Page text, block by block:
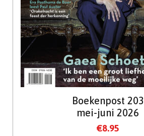
Boekenpost 203
mei-juni 2026
€8.95